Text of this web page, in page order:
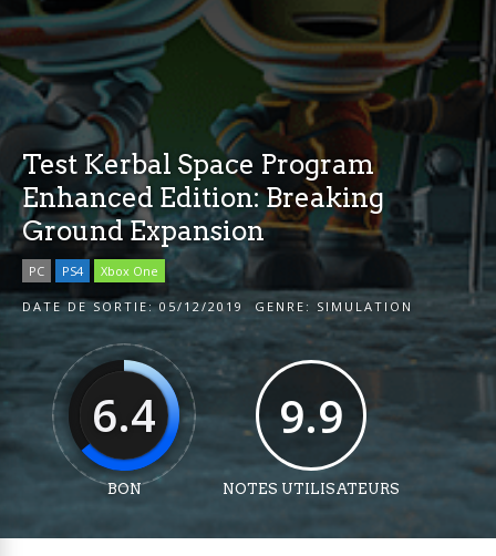
Test Kerbal Space Program
Enhanced Edition: Breaking
Ground Expansion
PC PS4 Xbox One
DATE DE SORTIE:05/12/2019 GENRE: SIMULATION
6.4
BON
9.9
NOTES UTILISATEURS